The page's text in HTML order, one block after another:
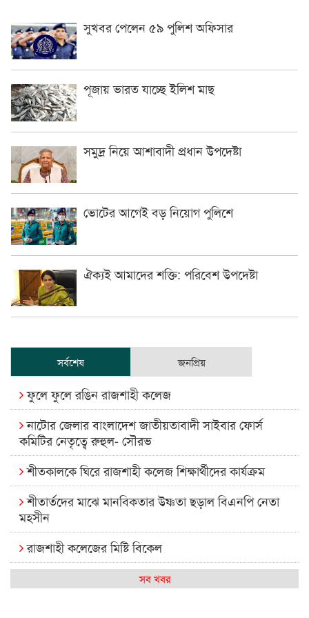
সুখবর পেলেন ৫৯ পুলিশ অফিসার
পূজায় ভারত যাচ্ছে ইলিশ মাছ
সমুদ্র নিয়ে আশাবাদী প্রধান উপদেষ্টা
ভোটের আগেই বড় নিয়োগ পুলিশে
ঐক্যই আমাদের শক্তি: পরিবেশ উপদেষ্টা
সর্বশেষ জনপ্রিয়
ফুলে ফুলে রঙিন রাজশাহী কলেজ
নাটোর জেলার বাংলাদেশ জাতীয়তাবাদী সাইবার ফোর্স
কমিটির নেতৃত্বে রুহুল- সৌরভ
শীতকালকে ঘিরে রাজশাহী কলেজ শিক্ষার্থীদের কার্যক্রম
শীতার্তদের মাঝে মানবিকতার উষ্ণতা ছড়াল বিএনপি নেতা
মহসীন
রাজশাহী কলেজের মিষ্টি বিকেল
কেমন আছে আমাদের দেশের মধ্যবিত্তরা
সব খবর